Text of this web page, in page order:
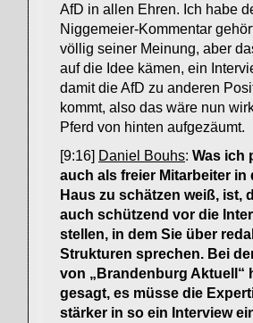
AfD in allen Ehren. Ich habe
Niggemeier-Kommentar
völlig seiner Meinung, aber
auf die Idee kämen, ein
damit die AfD zu anderen
kommt, also das wäre nun
Pferd von hinten aufgezäumt.
[9:16] Daniel Bouhs: Was ich
auch als freier Mitarbeiter in
Haus zu schätzen weiß, ist,
auch schützend vor die
stellen, in dem Sie über
Strukturen sprechen. Bei
von „Brandenburg Aktuell“
gesagt, es müsse die
stärker in so ein Interview